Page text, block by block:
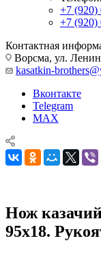
+7 (920)
+7 (920)
Контактная
Ворсма, ул.
kasatkin-
Вконтакте
Telegram
MAX
Нож
95х18.